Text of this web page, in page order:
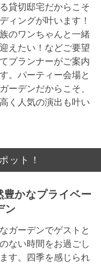
貸切邸宅だからこそ
ィングが叶います！
のワンちゃんと一緒
えたい！などご要望
プランナーがご案内
。パーティー会場と
ーデンだからこそ、
く人気の演出も叶い
ット！
豊かなプライベー
ン
ガーデンでゲストと
ない時間をお過ごし
す。四季を感じられ